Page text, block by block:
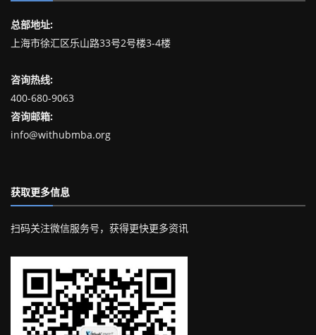
总部地址:
上海市徐汇区乐山路33号2号楼3-4楼
咨询热线:
400-680-9063
咨询邮箱:
info@withubmba.org
获取更多信息
扫码关注微信服务号，获得更快更多资讯